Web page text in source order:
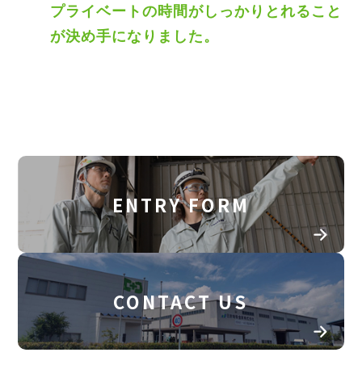
プライベートの時間がしっかりとれること
が決め手になりました。
ENTRY FORM
CONTACT US